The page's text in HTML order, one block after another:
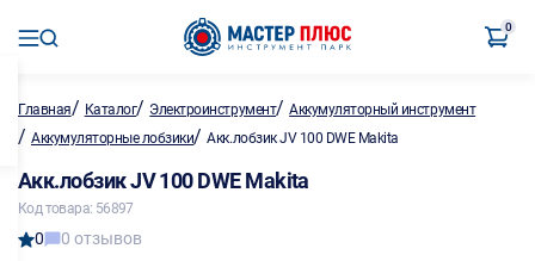
0
Главная/ Каталог/ Электроинструмент/Аккумуляторный инструмент
/ Аккумуляторные лобзики/Акк.лобзик JV 100 DWE Makita
Акк.лобзик JV 100 DWE Makita
Код товара: 56897
0 0 отзывов